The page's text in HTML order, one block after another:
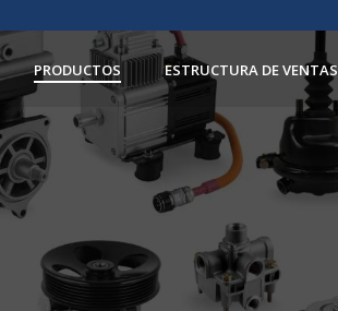
PRODUCTOS ESTRUCTURA DE VENTAS